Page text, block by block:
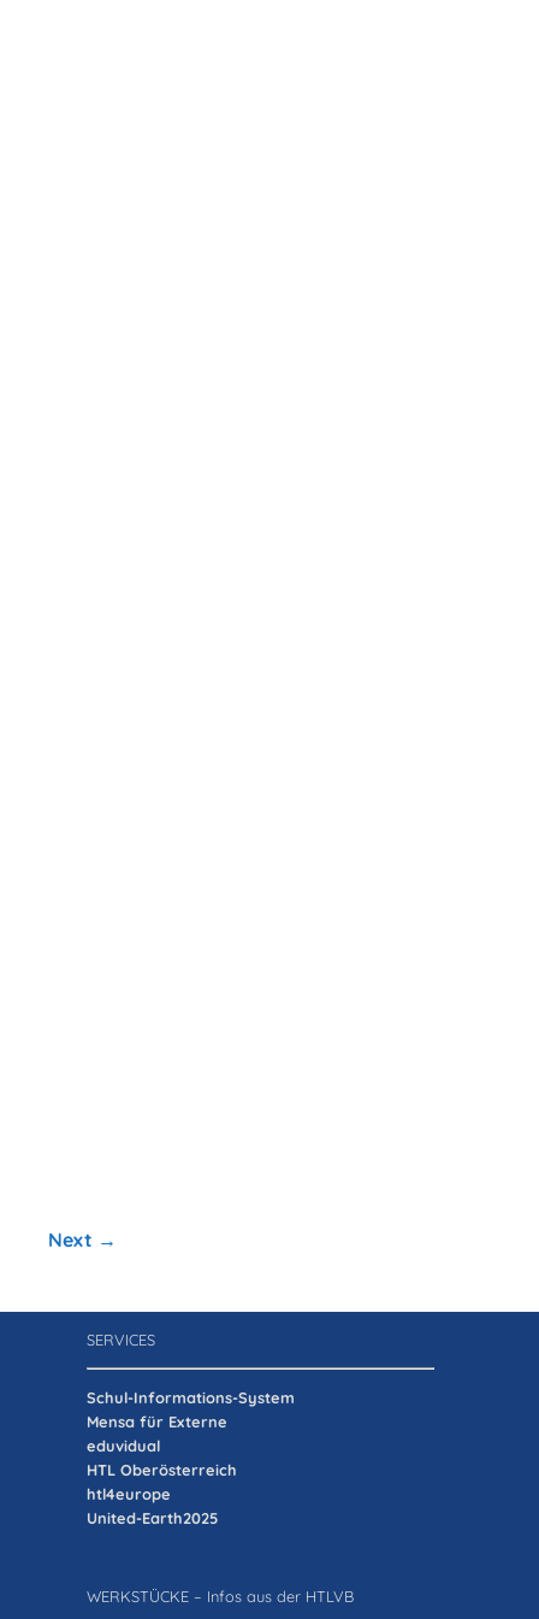
Next →
SERVICES
Schul-Informations-System
Mensa für Externe
eduvidual
HTL Oberösterreich
htl4europe
United-Earth2025
WERKSTÜCKE – Infos aus der HTLVB